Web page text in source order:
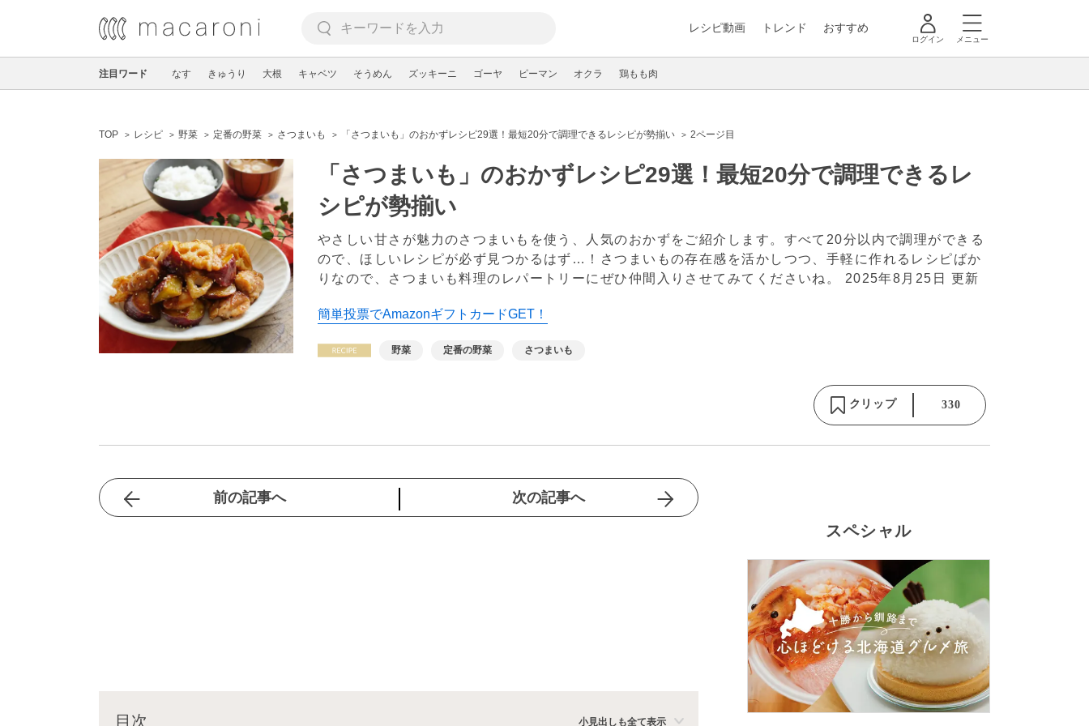
レシピ動画 トレンド おすすめ
ログイン メニュー
注目ワード なす きゅうり 大根 キャベツ そうめん ズッキーニ ゴーヤ ピーマン オクラ 鶏もも肉
TOP レシピ 野菜 定番の野菜 さつまいも 「さつまいも」のおかずレシピ29選！最短20分で調理できるレシピが勢揃い 2ページ目
「さつまいも」のおかずレシピ29選！最短20分で調理できるレ
シピが勢揃い
やさしい甘さが魅力のさつまいもを使う、人気のおかずをご紹介します。すべて20分以内で調理ができる
ので、ほしいレシピが必ず見つかるはず…！さつまいもの存在感を活かしつつ、手軽に作れるレシピばか
りなので、さつまいも料理のレパートリーにぜひ仲間入りさせてみてくださいね。 2025年8月25日 更新
簡単投票でAmazonギフトカードGET！
野菜 定番の野菜 さつまいも
クリップ 330
前の記事へ 次の記事へ
目次 小見出しも全て表示
スペシャル